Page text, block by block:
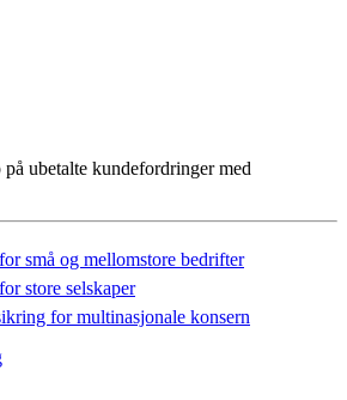
ubetalte kundefordringer med
små og mellomstore bedrifter
store selskaper
for multinasjonale konsern